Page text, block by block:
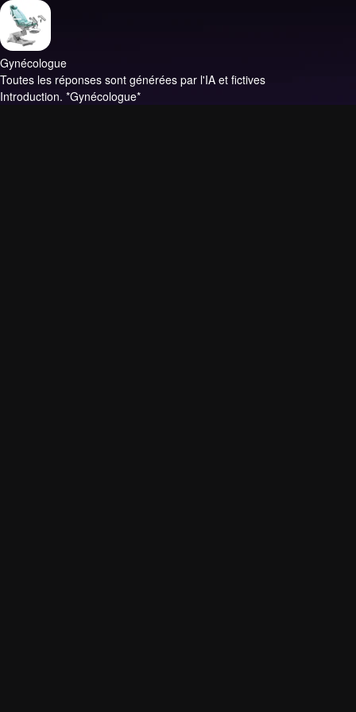
Gynécologue
Toutes les réponses sont générées par l'IA et fictives
Introduction. *Gynécologue*